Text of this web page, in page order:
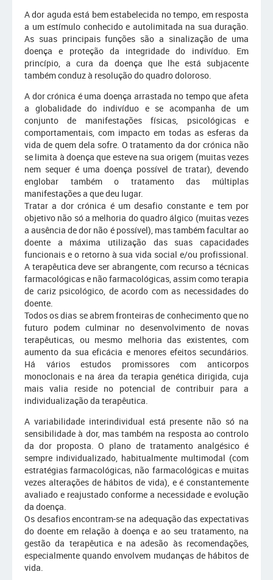
A dor aguda está bem estabelecida no tempo, em resposta
a um estímulo conhecido e autolimitada na sua duração.
As suas principais funções são a sinalização de uma
doença e proteção da integridade do indivíduo. Em
princípio, a cura da doença que lhe está subjacente
também conduz à resolução do quadro doloroso.
A dor crónica é uma doença arrastada no tempo que afeta
a globalidade do indivíduo e se acompanha de um
conjunto de manifestações físicas, psicológicas e
comportamentais, com impacto em todas as esferas da
vida de quem dela sofre. O tratamento da dor crónica não
se limita à doença que esteve na sua origem (muitas vezes
nem sequer é uma doença possível de tratar), devendo
englobar também o tratamento das múltiplas
manifestações a que deu lugar.
Tratar a dor crónica é um desafio constante e tem por
objetivo não só a melhoria do quadro álgico (muitas vezes
a ausência de dor não é possível), mas também facultar ao
doente a máxima utilização das suas capacidades
funcionais e o retorno à sua vida social e/ou profissional.
A terapêutica deve ser abrangente, com recurso a técnicas
farmacológicas e não farmacológicas, assim como terapia
de cariz psicológico, de acordo com as necessidades do
doente.
Todos os dias se abrem fronteiras de conhecimento que no
futuro podem culminar no desenvolvimento de novas
terapêuticas, ou mesmo melhoria das existentes, com
aumento da sua eficácia e menores efeitos secundários.
Há vários estudos promissores com anticorpos
monoclonais e na área da terapia genética dirigida, cuja
mais valia reside no potencial de contribuir para a
individualização da terapêutica.
A variabilidade interindividual está presente não só na
sensibilidade à dor, mas também na resposta ao controlo
da dor proposta. O plano de tratamento analgésico é
sempre individualizado, habitualmente multimodal (com
estratégias farmacológicas, não farmacológicas e muitas
vezes alterações de hábitos de vida), e é constantemente
avaliado e reajustado conforme a necessidade e evolução
da doença.
Os desafios encontram-se na adequação das expectativas
do doente em relação à doença e ao seu tratamento, na
gestão da terapêutica e na adesão às recomendações,
especialmente quando envolvem mudanças de hábitos de
vida.